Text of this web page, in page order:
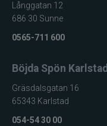
Långgatan 12
686 30 Sunne
0565-711 600
Böjda Spön Karlstad
Gräsdalsgatan 16
65343 Karlstad
054-54 30 00